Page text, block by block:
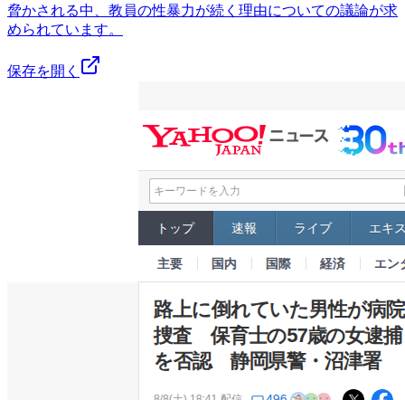
脅かされる中、教員の性暴力が続く理由についての議論が求
められています。
保存を開く